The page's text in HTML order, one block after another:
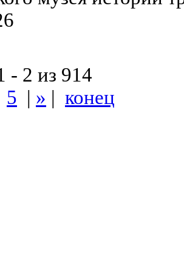
- 2 из 914
5 | » | конец